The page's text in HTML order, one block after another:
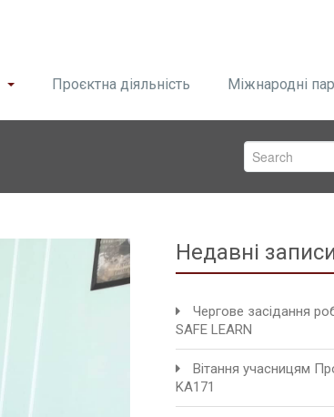
Проєктна діяльність Міжнародні
Недавні
Чергове засідання
SAFE LEARN
Вітання учасницям
KA171